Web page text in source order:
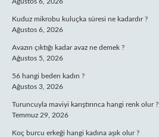
Kuduz mikrobu kuluçka süresi ne kadardır ?
Ağustos 6, 2026
Avazın çıktığı kadar avaz ne demek ?
Ağustos 5, 2026
56 hangi beden kadın ?
Ağustos 3, 2026
Turuncuyla maviyi karıştırınca hangi renk olur ?
Temmuz 29, 2026
Koç burcu erkeği hangi kadına aşık olur ?